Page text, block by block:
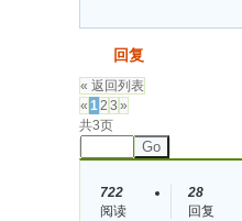
回复
« 返回列表
« 12 3 »
共3页
Go
722
阅读
28
回复